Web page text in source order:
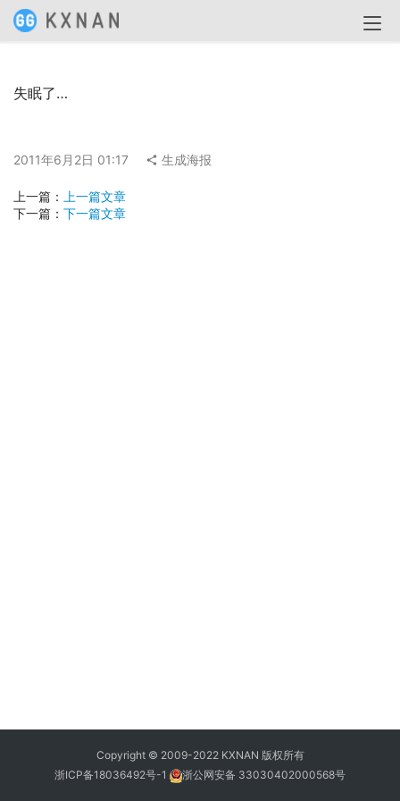
失眠了…
2011年6月2日 01:17 生成海报
上一篇：
上一篇文章
下一篇： 下一篇文章
Copyright © 2009-2022 KXNAN 版权所有
浙ICP备18036492号-1
浙公网安备 33030402000568号